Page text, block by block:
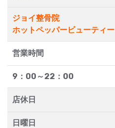
ジョイ整骨院
ホットペッパービューティー
営業時間
9：00～22：00
店休日
日曜日